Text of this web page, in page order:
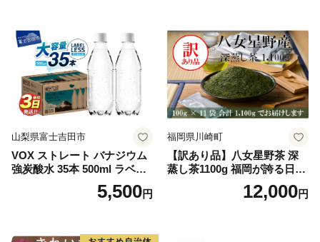
山梨県富士吉田市
VOX ストレート バナジウム
強炭酸水 35本 500ml ラベル
レス【富士吉田市限定カート
5,500円
福岡県川崎町
【訳あり品】八女星野茶 深
蒸し茶1100g 福岡が誇る日本
茶_ 訳アリ 常温 お茶 茶袋 常
備品 おちゃ ocha 茶葉 緑茶
12,000円